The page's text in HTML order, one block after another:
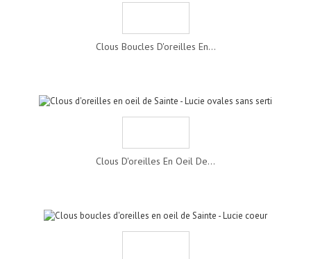
Clous Boucles D'oreilles En...
Clous D'oreilles En Oeil De...